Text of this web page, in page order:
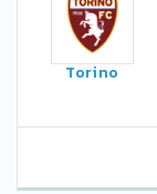
Torino